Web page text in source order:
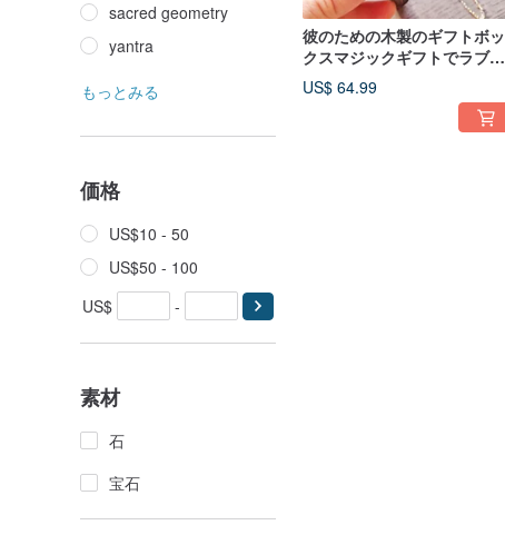
sacred geometry
yantra
もっとみる
価格
US$10 - 50
US$50 - 100
US$
-
素材
石
宝石
彼のための木製のギフトボッ
クスマジックギフトでラブラ
ドライト宝石の手作り振り子
US$ 64.99